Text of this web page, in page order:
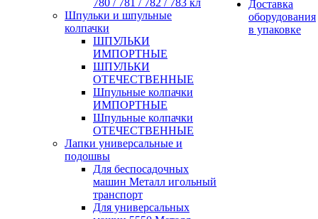
780 / 781 / 782 / 783 кл
Шпульки и шпульные
колпачки
ШПУЛЬКИ
ИМПОРТНЫЕ
ШПУЛЬКИ
ОТЕЧЕСТВЕННЫЕ
Шпульные колпачки
ИМПОРТНЫЕ
Шпульные колпачки
ОТЕЧЕСТВЕННЫЕ
Лапки универсальные и
подошвы
Для беспосадочных
машин Металл игольный
транспорт
Для универсальных
Доставка
оборудования
в упаковке